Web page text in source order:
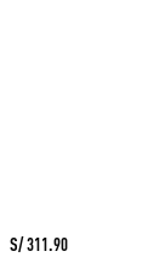
S/ 311.90